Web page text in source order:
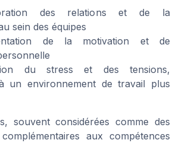
des relations et de la
sein des équipes
de la motivation et de
du stress et des tensions,
un environnement de travail plus
souvent considérées comme des
aux compétences